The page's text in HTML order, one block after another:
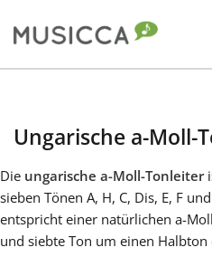
Dansk
Ungarische a-Moll-
Die ungarische a-Moll-Tonleiter
sieben Tönen A, H, C, Dis, E, F
entspricht einer natürlichen a-
und siebte Ton um einen